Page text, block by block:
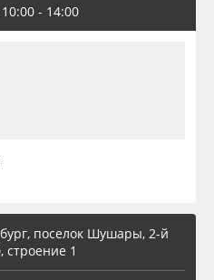
- 14:00
поселок Шушары, 2-й
строение 1